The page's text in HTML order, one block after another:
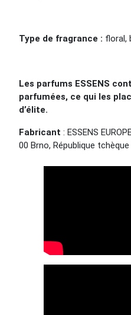
Type de fragrance : floral,
Les parfums ESSENS
parfumées, ce qui les
d’élite.
Fabricant : ESSENS
00 Brno, République tchèque